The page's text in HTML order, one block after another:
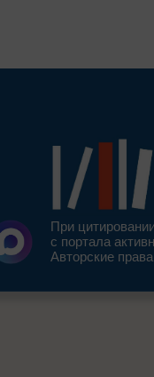
При
с портала
Авторские